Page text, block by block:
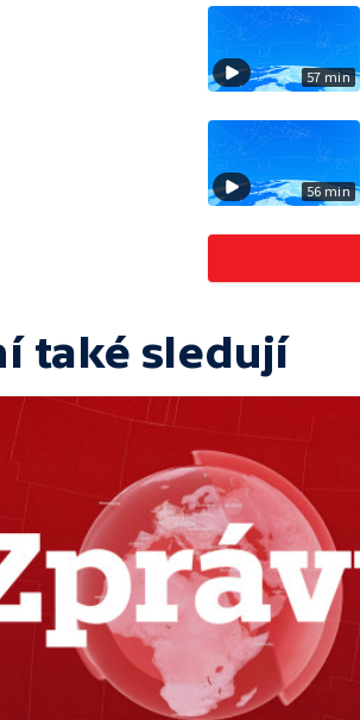
57 min
56 min
také sledují